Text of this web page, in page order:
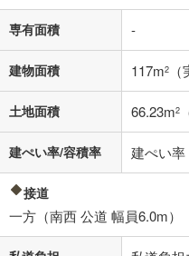
ナス時の増額分（1回分）
ボーナス払いの限度額は金
月々の返済額
「金利」については、ご利用を
上、ご自身での入力をお願いい
る値は、実際の金融機関等にお
の金融機関等における貸出金利
済方法「元利均等返済」にて算
適用した場合の計算結果を表示
その他月額費用や、初期費用
借り入れの際は各金融機関等に
す。
専有面積 -
建物面積 117m2
土地面積 66.23m2
建ぺい率/容積率 建ぺい率
接道
一方（南西 公道 幅員6.0m）